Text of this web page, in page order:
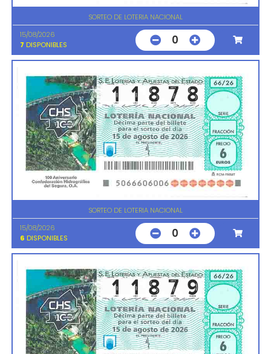
SORTEO DE LOTERIA NACIONAL
15/08/2026
7 DISPONIBLES 0
SORTEO DE LOTERIA NACIONAL
15/08/2026
6 DISPONIBLES 0